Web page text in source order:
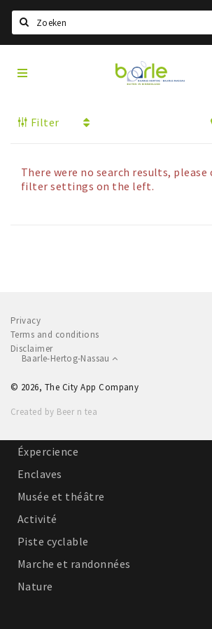
Home
Information
Histoire
Visit Baarle Shop
Dormir
Récréation
Achats
Parking
Éxpercience
Enclaves
Musée et théâtre
Activité
Piste cyclable
Marche et randonnées
Nature
Visit
Baarle
Filter
There were no search results, please
filter settings on the left.
Privacy
Terms and conditions
Disclaimer
Baarle-Hertog-Nassau
© 2026, The City App Company
Created by Beer n tea